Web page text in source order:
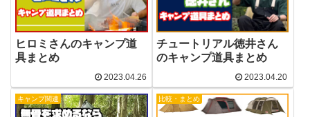
ヒロミさんのキャンプ道
具まとめ
2023.04.26
チュートリアル徳井さん
のキャンプ道具まとめ
2023.04.20
キャンプ関連 比較・まとめ